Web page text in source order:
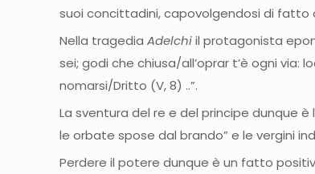
suoi concittadini, capovolgendosi di fatto
Nella tragediaAdelchiil protagonista
sei; godi che chiusa/all’oprar t’è ogni
nomarsi/Dritto (V, 8) ..”.
La sventura del re e del principe dunque
le orbate spose dal brando” e le vergini
Perdere il potere dunque è un fatto